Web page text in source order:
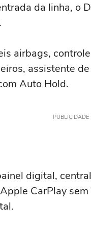
da linha, o
airbags,
assistente
Auto Hold.
PUBLICIDADE
digital,
CarPlay